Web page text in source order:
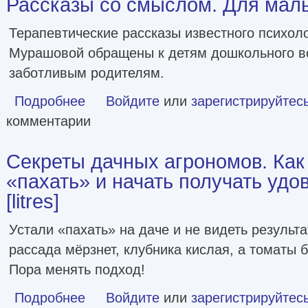
Рассказы со смыслом. Для
Терапевтические рассказы известного
Мурашовой обращены к детям дошкольного
заботливым родителям.
Подробнее о Рассказы со смыслом. Для мальчиков [litres]
Войдите или
комментарии
Секреты дачных агрономов. Как
«пахать» и начать получать
[litres]
Устали «пахать» на даче и не видеть
рассада мёрзнет, клубника кислая, а томаты
Пора менять подход!
Подробнее о Секреты дачных агрономов. Как перестать «пахать»
Войдите или